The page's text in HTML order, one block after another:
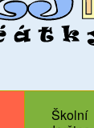
Školní